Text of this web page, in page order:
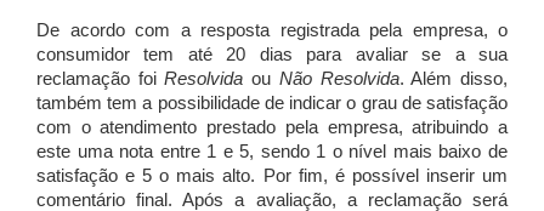
De acordo com a resposta registrada pela empresa, o
consumidor tem até 20 dias para avaliar se a sua
reclamação foiResolvida ou Não Resolvida. Além disso,
também tem a possibilidade de indicar o grau de satisfação
com o atendimento prestado pela empresa, atribuindo a
este uma nota entre 1 e 5, sendo 1 o nível mais baixo de
satisfação e 5 o mais alto. Por fim, é possível inserir um
comentário final. Após a avaliação, a reclamação será